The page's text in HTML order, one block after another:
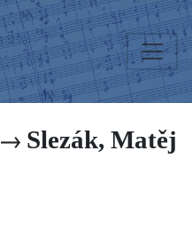
Slezák, Matěj